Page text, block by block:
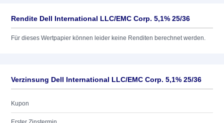
Rendite Dell International LLC/EMC Corp. 5,1% 25/36
Für dieses Wertpapier können leider keine Renditen berechnet werden.
Verzinsung Dell International LLC/EMC Corp. 5,1% 25/36
Kupon